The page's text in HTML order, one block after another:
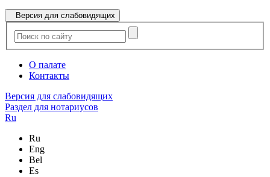
Версия для слабовидящих
О палате
Контакты
Версия для слабовидящих
Раздел для нотариусов
Ru
Ru
Eng
Bel
Es